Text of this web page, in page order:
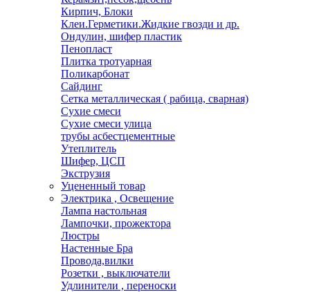
Кирпич, Блоки
Клеи.Герметики.Жидкие гвозди и др.
Ондулин, шифер пластик
Пенопласт
Плитка тротуарная
Поликарбонат
Сайдинг
Сетка металлическая ( рабица, сварная)
Сухие смеси
Сухие смеси улица
трубы асбестцементные
Утеплитель
Шифер, ЦСП
Экструзия
Уцененный товар
Электрика , Освещение
Лампа настольная
Лампочки, прожектора
Люстры
Настенные Бра
Провода,вилки
Розетки , выключатели
Удлинители , переноски